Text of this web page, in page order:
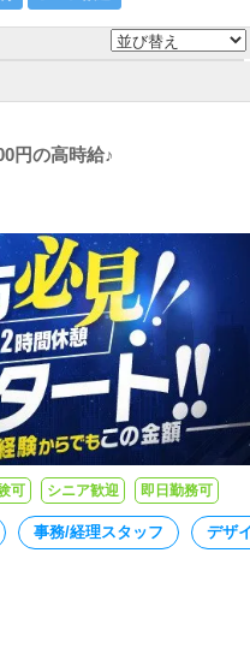
円の高時給♪
可 シニア歓迎 即日勤務可
事務/経理スタッフ デザ